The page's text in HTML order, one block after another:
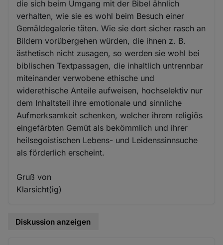
die sich beim Umgang mit der Bibel ähnlich
verhalten, wie sie es wohl beim Besuch einer
Gemäldegalerie täten. Wie sie dort sicher rasch an
Bildern vorübergehen würden, die ihnen z. B.
ästhetisch nicht zusagen, so werden sie wohl bei
biblischen Textpassagen, die inhaltlich untrennbar
miteinander verwobene ethische und
widerethische Anteile aufweisen, hochselektiv nur
dem Inhaltsteil ihre emotionale und sinnliche
Aufmerksamkeit schenken, welcher ihrem religiös
eingefärbten Gemüt als bekömmlich und ihrer
heilsegoistischen Lebens- und Leidenssinnsuche
als förderlich erscheint.
Gruß von
Klarsicht(ig)
Diskussion anzeigen